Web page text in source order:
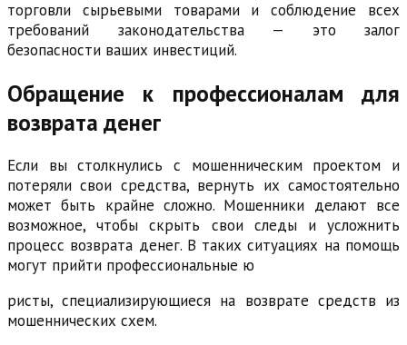
торговли сырьевыми товарами и соблюдение всех
требований законодательства — это залог
безопасности ваших инвестиций.
Обращение к профессионалам для
возврата денег
Если вы столкнулись с мошенническим проектом и
потеряли свои средства, вернуть их самостоятельно
может быть крайне сложно. Мошенники делают все
возможное, чтобы скрыть свои следы и усложнить
процесс возврата денег. В таких ситуациях на помощь
могут прийти профессиональные ю
ристы, специализирующиеся на возврате средств из
мошеннических схем.